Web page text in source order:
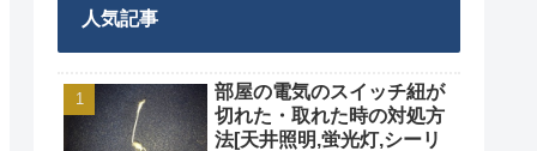
人気記事
部屋の電気のスイッチ紐が
切れた・取れた時の対処方
法[天井照明,蛍光灯,シーリ